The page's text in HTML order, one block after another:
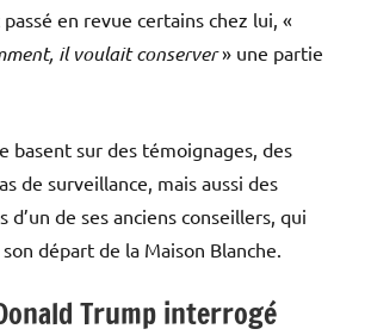
en revue certains chez lui, «
il voulait conserver» une partie
basent sur des témoignages, des
de surveillance, mais aussi des
de ses anciens conseillers, qui
départ de la Maison Blanche.
Trump interrogé